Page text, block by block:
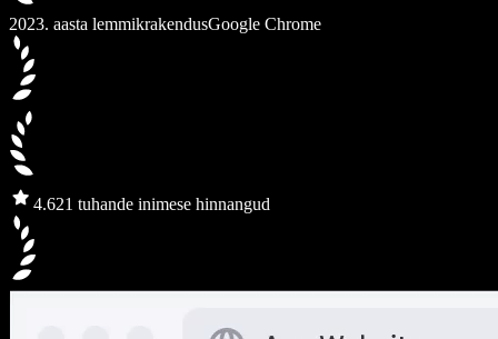
2023. aasta lemmikrakendusGoogle Chrome
4.621 tuhande inimese hinnangud